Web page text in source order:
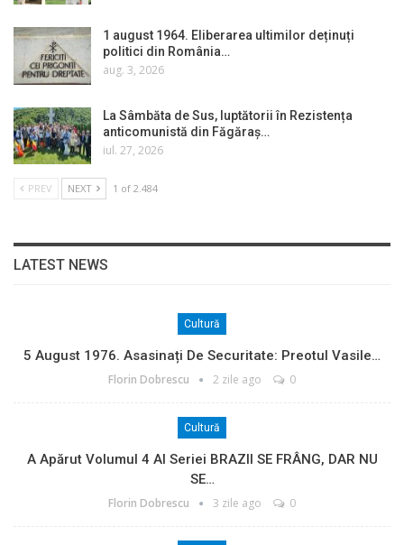
1 august 1964. Eliberarea ultimilor deținuți
politici din România…
aug. 3, 2026
La Sâmbăta de Sus, luptătorii în Rezistența
anticomunistă din Făgăraș…
iul. 27, 2026
PREV NEXT 1 of 2.484
LATEST NEWS
Cultură
5 August 1976. Asasinați De Securitate: Preotul Vasile…
Florin Dobrescu 2 zile ago 0
Cultură
A Apărut Volumul 4 Al Seriei BRAZII SE FRÂNG, DAR NU
SE…
Florin Dobrescu 3 zile ago 0